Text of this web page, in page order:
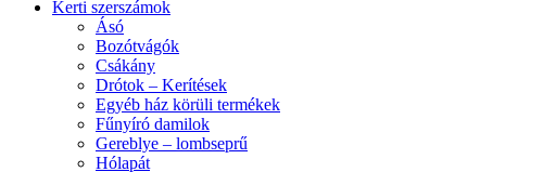
Kerti szerszámok
Ásó
Bozótvágók
Csákány
Drótok – Kerítések
Egyéb ház körüli termékek
Fűnyíró damilok
Gereblye – lombseprű
Hólapát